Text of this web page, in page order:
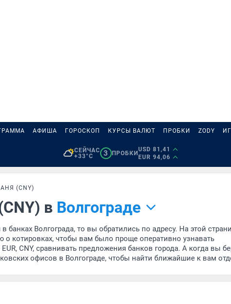
АФИША ГОРОСКОП КУРСЫ ВАЛЮТ ПРОБКИ ZODY
СЕЙЧАС
+33°C
3 ПРОБКИ
USD 81,41
EUR 94,06
(CNY)
в Волгограде
Волгограда, то вы обратились по адресу. На этой
котировках, чтобы вам было проще оперативно узнавать
CNY, сравнивать предложения банков города. А когда вы
офисов в Волгограде, чтобы найти ближайшие к вам